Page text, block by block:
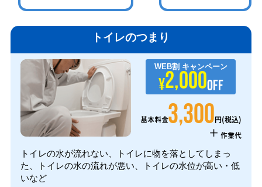
トイレのつまり
WEB割 キャンペーン
¥2,000OFF
基本料金3,300円(税込)
+ 作業代
トイレの水が流れない、トイレに物を落としてしまっ
た、トイレの水の流れが悪い、トイレの水位が高い・低
いなど